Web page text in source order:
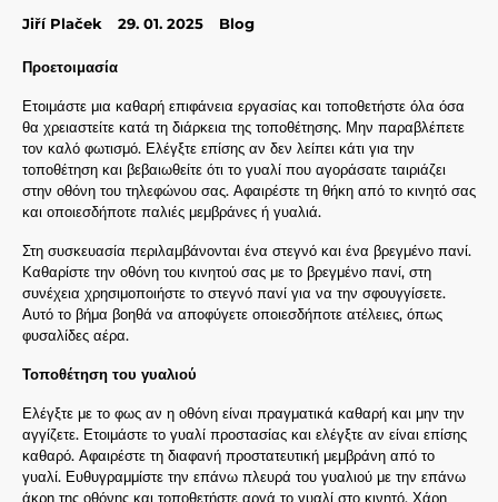
Jiří Plaček 29. 01. 2025 Blog
Προετοιμασία
Ετοιμάστε μια καθαρή επιφάνεια εργασίας και τοποθετήστε όλα όσα
θα χρειαστείτε κατά τη διάρκεια της τοποθέτησης. Μην παραβλέπετε
τον καλό φωτισμό. Ελέγξτε επίσης αν δεν λείπει κάτι για την
τοποθέτηση και βεβαιωθείτε ότι το γυαλί που αγοράσατε ταιριάζει
στην οθόνη του τηλεφώνου σας. Αφαιρέστε τη θήκη από το κινητό σας
και οποιεσδήποτε παλιές μεμβράνες ή γυαλιά.
Στη συσκευασία περιλαμβάνονται ένα στεγνό και ένα βρεγμένο πανί.
Καθαρίστε την οθόνη του κινητού σας με το βρεγμένο πανί, στη
συνέχεια χρησιμοποιήστε το στεγνό πανί για να την σφουγγίσετε.
Αυτό το βήμα βοηθά να αποφύγετε οποιεσδήποτε ατέλειες, όπως
φυσαλίδες αέρα.
Τοποθέτηση του γυαλιού
Ελέγξτε με το φως αν η οθόνη είναι πραγματικά καθαρή και μην την
αγγίζετε. Ετοιμάστε το γυαλί προστασίας και ελέγξτε αν είναι επίσης
καθαρό. Αφαιρέστε τη διαφανή προστατευτική μεμβράνη από το
γυαλί. Ευθυγραμμίστε την επάνω πλευρά του γυαλιού με την επάνω
άκρη της οθόνης και τοποθετήστε αργά το γυαλί στο κινητό. Χάρη